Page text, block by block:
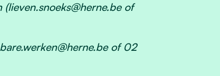
(lieven.snoeks@herne.beof
of 02